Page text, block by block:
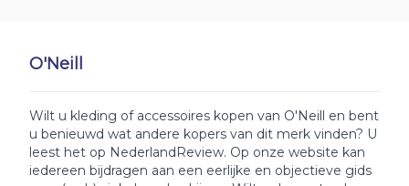
O'Neill
Wilt u kleding of accessoires kopen van O'Neill en bent
u benieuwd wat andere kopers van dit merk vinden? U
leest het op NederlandReview. Op onze website kan
iedereen bijdragen aan een eerlijke en objectieve gids